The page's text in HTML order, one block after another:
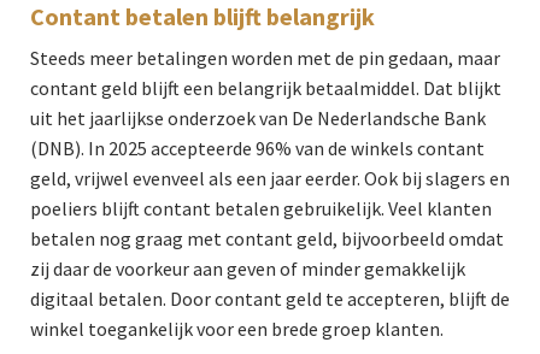
Contant betalen blijft belangrijk
Steeds meer betalingen worden met de pin gedaan, maar
contant geld blijft een belangrijk betaalmiddel. Dat blijkt
uit het jaarlijkse onderzoek van De Nederlandsche Bank
(DNB). In 2025 accepteerde 96% van de winkels contant
geld, vrijwel evenveel als een jaar eerder. Ook bij slagers en
poeliers blijft contant betalen gebruikelijk. Veel klanten
betalen nog graag met contant geld, bijvoorbeeld omdat
zij daar de voorkeur aan geven of minder gemakkelijk
digitaal betalen. Door contant geld te accepteren, blijft de
winkel toegankelijk voor een brede groep klanten.